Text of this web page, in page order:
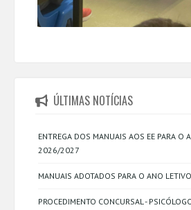
ÚLTIMAS NOTÍCIAS
ENTREGA DOS MANUAIS AOS EE PARA O
2026/2027
MANUAIS ADOTADOS PARA O ANO
PROCEDIMENTO CONCURSAL -